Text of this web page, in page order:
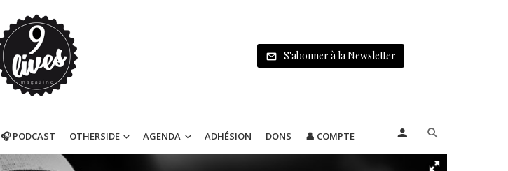
S'abonner à la Newsletter
🎧 PODCAST OTHERSIDE AGENDA ADHÉSION DONS 👤 COMPTE